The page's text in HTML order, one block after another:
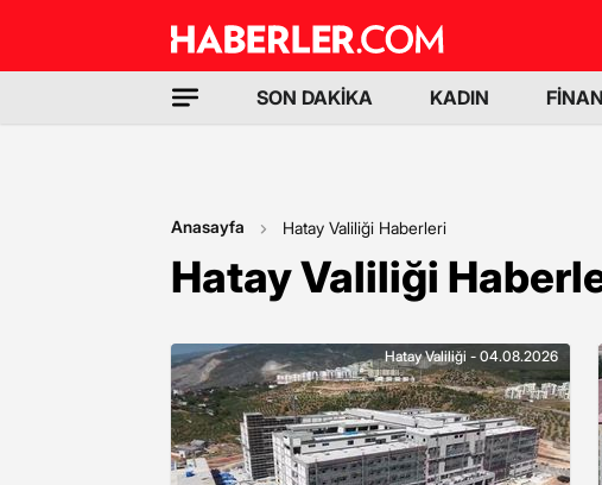
SON DAKİKA KADIN
Anasayfa Hatay Valiliği Haberleri
Hatay Valiliği
Hatay Valiliği - 04.08.2026